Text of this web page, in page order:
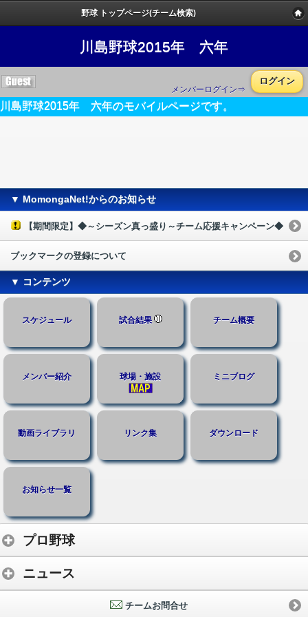
野球 トップページ(チーム検索)
川島野球2015年 六年
メンバーログイン⇒
ログイン
川島野球2015年 六年のモバイルページです。
▼ MomongaNet!からのお知らせ
【期間限定】◆～シーズン真っ盛り～チーム応援キャンペーン◆
ブックマークの登録について
▼ コンテンツ
スケジュール 試合結果 チーム概要
メンバー紹介 球場・施設 ミニブログ
動画ライブラリ リンク集 ダウンロード
お知らせ一覧
プロ野球
ニュース
チームお問合せ